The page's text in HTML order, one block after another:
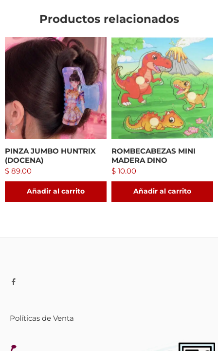
Productos relacionados
PINZA JUMBO HUNTRIX
(DOCENA)
$ 89.00
Añadir al carrito
ROMBECABEZAS MINI
MADERA DINO
$ 10.00
Añadir al carrito
Políticas de Venta